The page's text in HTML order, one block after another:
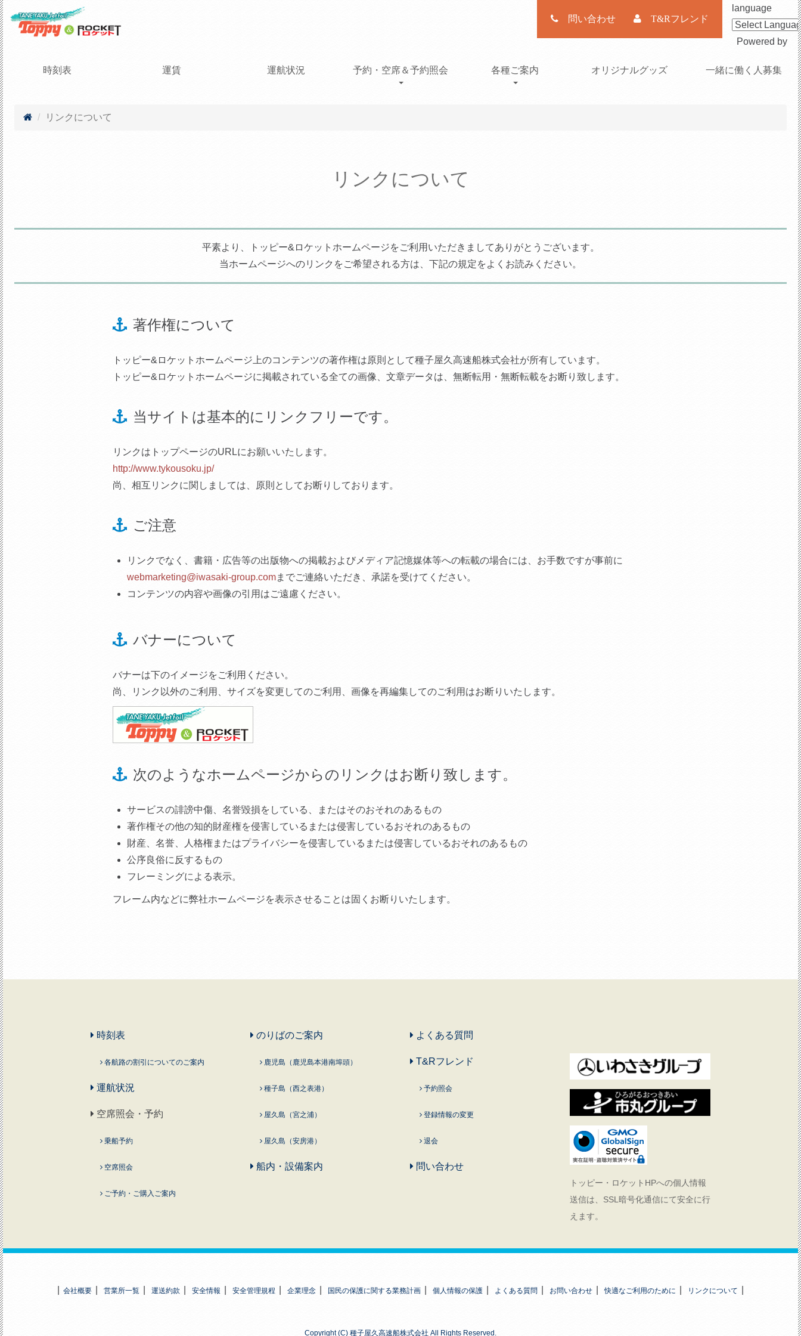
language
Powered by
問い合わせ T&Rフレンド
時刻表 運賃 運航状況 予約・空席＆予約照会 各種ご案内 オリジナルグッズ 一緒に働く人募集
リンクについて
リンクについて
平素より、トッピー&ロケットホームページをご利用いただきましてありがとうございます。
当ホームページへのリンクをご希望される方は、下記の規定をよくお読みください。
著作権について
トッピー&ロケットホームページ上のコンテンツの著作権は原則として種子屋久高速船株式会社が所有しています。
トッピー&ロケットホームページに掲載されている全ての画像、文章データは、無断転用・無断転載をお断り致します。
当サイトは基本的にリンクフリーです。
リンクはトップページのURLにお願いいたします。
http://www.tykousoku.jp/
尚、相互リンクに関しましては、原則としてお断りしております。
ご注意
リンクでなく、書籍・広告等の出版物への掲載およびメディア記憶媒体等への転載の場合には、お手数ですが事前に
webmarketing@iwasaki-group.comまでご連絡いただき、承諾を受けてください。
コンテンツの内容や画像の引用はご遠慮ください。
バナーについて
バナーは下のイメージをご利用ください。
尚、リンク以外のご利用、サイズを変更してのご利用、画像を再編集してのご利用はお断りいたします。
次のようなホームページからのリンクはお断り致します。
サービスの誹謗中傷、名誉毀損をしている、またはそのおそれのあるもの
著作権その他の知的財産権を侵害しているまたは侵害しているおそれのあるもの
財産、名誉、人格権またはプライバシーを侵害しているまたは侵害しているおそれのあるもの
公序良俗に反するもの
フレーミングによる表示。
フレーム内などに弊社ホームページを表示させることは固くお断りいたします。
時刻表
各航路の割引についてのご案内
運航状況
空席照会・予約
乗船予約
空席照会
ご予約・ご購入ご案内
のりばのご案内
鹿児島（鹿児島本港南埠頭）
種子島（西之表港）
屋久島（宮之浦）
屋久島（安房港）
船内・設備案内
よくある質問
T&Rフレンド
予約照会
登録情報の変更
退会
問い合わせ
トッピー・ロケットHPへの個人情報
送信は、SSL暗号化通信にて安全に行
えます。
会社概要 営業所一覧 運送約款 安全情報 安全管理規程 企業理念 国民の保護に関する業務計画 個人情報の保護 よくある質問 お問い合わせ 快適なご利用のために リンクについて
Copyright (C) 種子屋久高速船株式会社 All Rights Reserved.